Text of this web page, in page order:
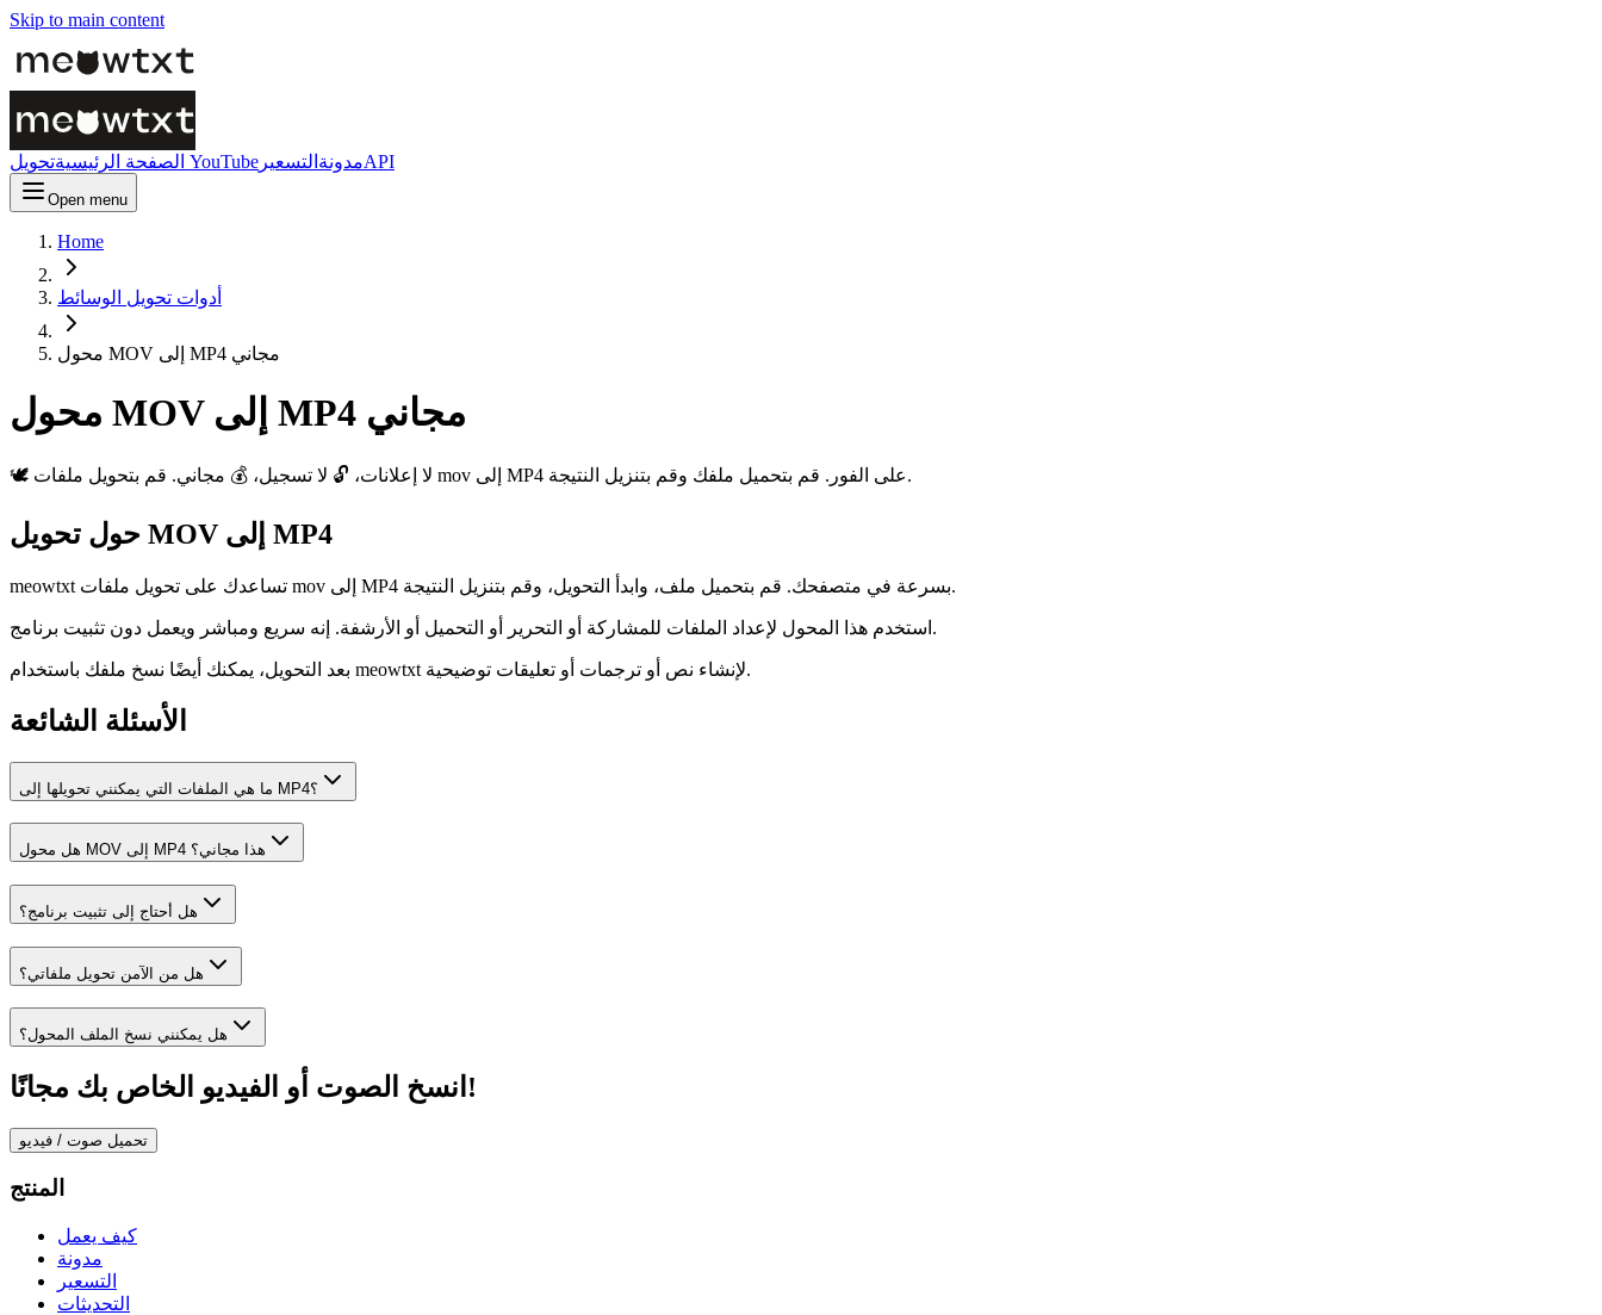
Skip to main content
الصفحة الرئيسية تحويل YouTube مدونة التسعير API
Open menu
Home
أدوات تحويل الوسائط
محول MOV إلى MP4 مجاني
محول MOV إلى MP4 مجاني
🕊️ لا إعلانات، 🔓 لا تسجيل، 💰 مجاني. قم بتحويل ملفات mov إلى MP4 على الفور. قم بتحميل ملفك وقم بتنزيل النتيجة.
حول تحويل MOV إلى MP4
meowtxt تساعدك على تحويل ملفات mov إلى MP4 بسرعة في متصفحك. قم بتحميل ملف، وابدأ التحويل، وقم بتنزيل النتيجة.
استخدم هذا المحول لإعداد الملفات للمشاركة أو التحرير أو التحميل أو الأرشفة. إنه سريع ومباشر ويعمل دون تثبيت برنامج.
بعد التحويل، يمكنك أيضًا نسخ ملفك باستخدام meowtxt لإنشاء نص أو ترجمات أو تعليقات توضيحية.
الأسئلة الشائعة
ما هي الملفات التي يمكنني تحويلها إلى MP4؟
هل محول MOV إلى MP4 هذا مجاني؟
هل أحتاج إلى تثبيت برنامج؟
هل من الآمن تحويل ملفاتي؟
هل يمكنني نسخ الملف المحول؟
انسخ الصوت أو الفيديو الخاص بك مجانًا!
تحميل صوت / فيديو
المنتج
كيف يعمل
مدونة
التسعير
التحديثات